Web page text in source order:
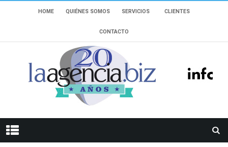
HOME QUIÉNES SOMOS SERVICIOS CLIENTES
CONTACTO